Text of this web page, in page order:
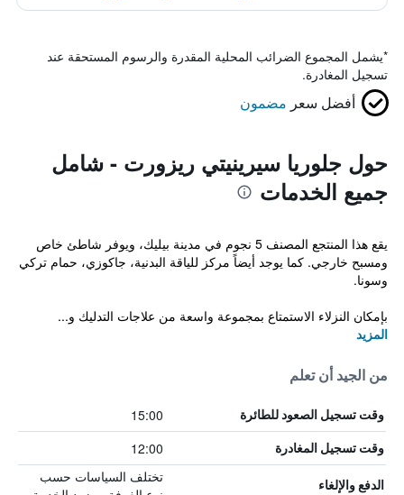
*يشمل المجموع الضرائب المحلية المقدرة والرسوم المستحقة عند
تسجيل المغادرة.
أفضل سعر مضمون
حول جلوريا سيرينيتي ريزورت - شامل
جميع الخدمات
يقع هذا المنتجع المصنف 5 نجوم في مدينة بيليك، ويوفر شاطئ خاص
ومسبح خارجي. كما يوجد أيضاً مركز للياقة البدنية، جاكوزي، حمام تركي
وسونا.
بإمكان النزلاء الاستمتاع بمجموعة واسعة من علاجات التدليك و...
المزيد
من الجيد أن تعلم
وقت تسجيل الصعود للطائرة 15:00
وقت تسجيل المغادرة 12:00
الدفع والإلغاء
تختلف السياسات حسب